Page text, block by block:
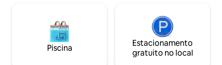
Piscina
Estacionamento
gratuito no local